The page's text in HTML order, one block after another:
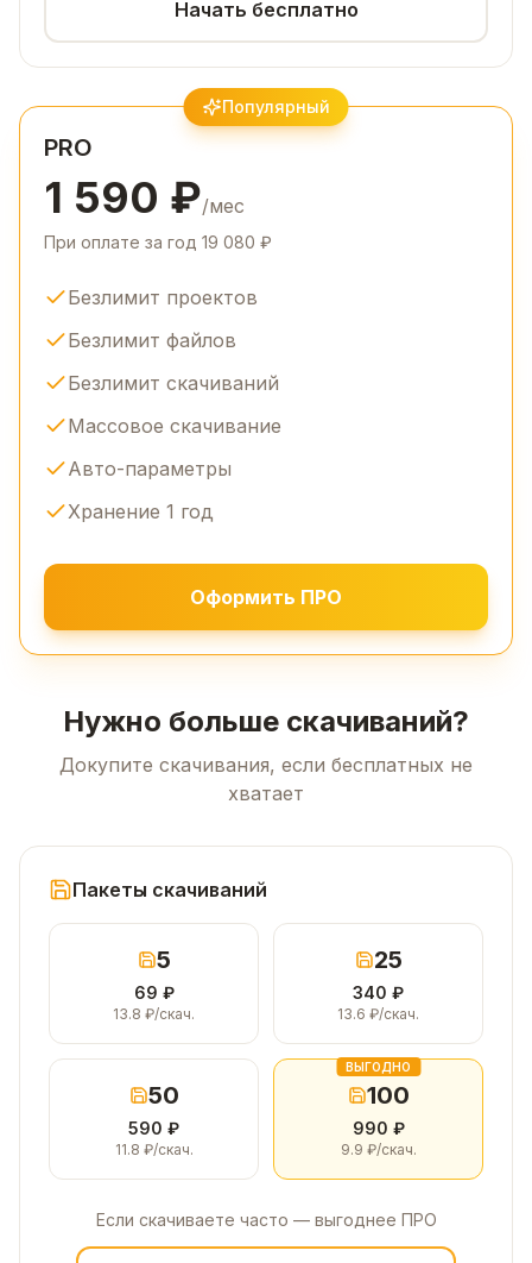
Начать бесплатно
Популярный
PRO
1 590 ₽/мес
При оплате за год 19 080 ₽
Безлимит проектов
Безлимит файлов
Безлимит скачиваний
Массовое скачивание
Авто-параметры
Хранение 1 год
Оформить ПРО
Нужно больше скачиваний?
Докупите скачивания, если бесплатных не
хватает
Пакеты скачиваний
5
69 ₽
13.8 ₽/скач.
25
340 ₽
13.6 ₽/скач.
50
590 ₽
11.8 ₽/скач.
ВЫГОДНО
100
990 ₽
9.9 ₽/скач.
Если скачиваете часто — выгоднее ПРО